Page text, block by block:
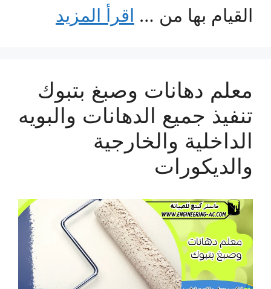
القيام بها من … اقرأ المزيد
معلم دهانات وصبغ بتبوك
تنفيذ جميع الدهانات والبويه
الداخلية والخارجية
والديكورات